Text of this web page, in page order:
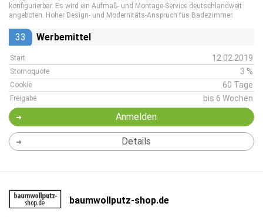
konfigurierbar. Es wird ein Aufmaß- und Montage-Service deutschlandweit
angeboten. Hoher Design- und Modernitäts-Anspruch füs Badezimmer.
33 Werbemittel
Start 12.02.2019
Stornoquote 3 %
Cookie 60 Tage
Freigabe bis 6 Wochen
Anmelden
Details
baumwollputz-shop.de